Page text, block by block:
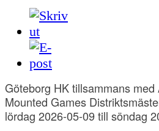
Göteborg HK tillsammans
Mounted Games
lördag 2026-05-09 till söndag